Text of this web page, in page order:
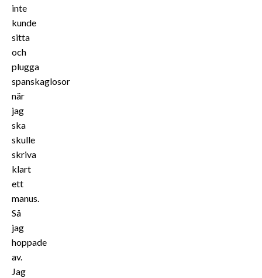
inte
kunde
sitta
och
plugga
spanskaglosor
när
jag
ska
skulle
skriva
klart
ett
manus.
Så
jag
hoppade
av.
Jag